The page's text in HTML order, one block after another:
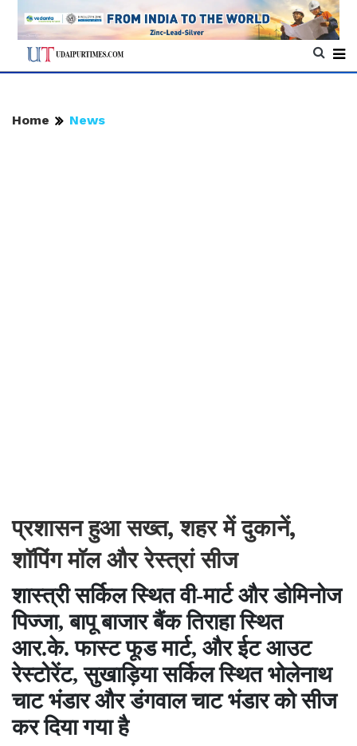
Home News
प्रशासन हुआ सख्त, शहर में दुकानें,
शाॅपिंग माॅल और रेस्त्रां सीज
शास्त्री सर्किल स्थित वी-मार्ट और डोमिनोज
पिज्जा, बापू बाजार बैंक तिराहा स्थित
आर.के. फास्ट फूड मार्ट, और ईट आउट
रेस्टोरेंट, सुखाड़िया सर्किल स्थित भोलेनाथ
चाट भंडार और डंगवाल चाट भंडार को सीज
कर दिया गया है